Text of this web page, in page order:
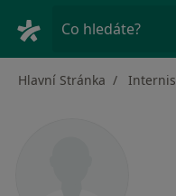
Co hledáte?
Hlavní Stránka